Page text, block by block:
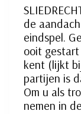
de
eindspel.
ooit
kent (lijkt
partijen is
Om u als
nemen in